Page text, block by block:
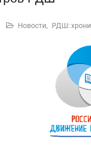
Новости, РДШ: